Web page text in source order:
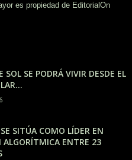
es propiedad de EditorialOn
SOL SE PODRÁ VIVIR DESDE EL
SITÚA COMO LÍDER EN
ALGORÍTMICA ENTRE 23